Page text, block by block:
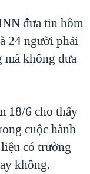
đưa tin hôm
24 người phải
mà không đưa
18/6 cho thấy
cuộc hành
có trường
không.